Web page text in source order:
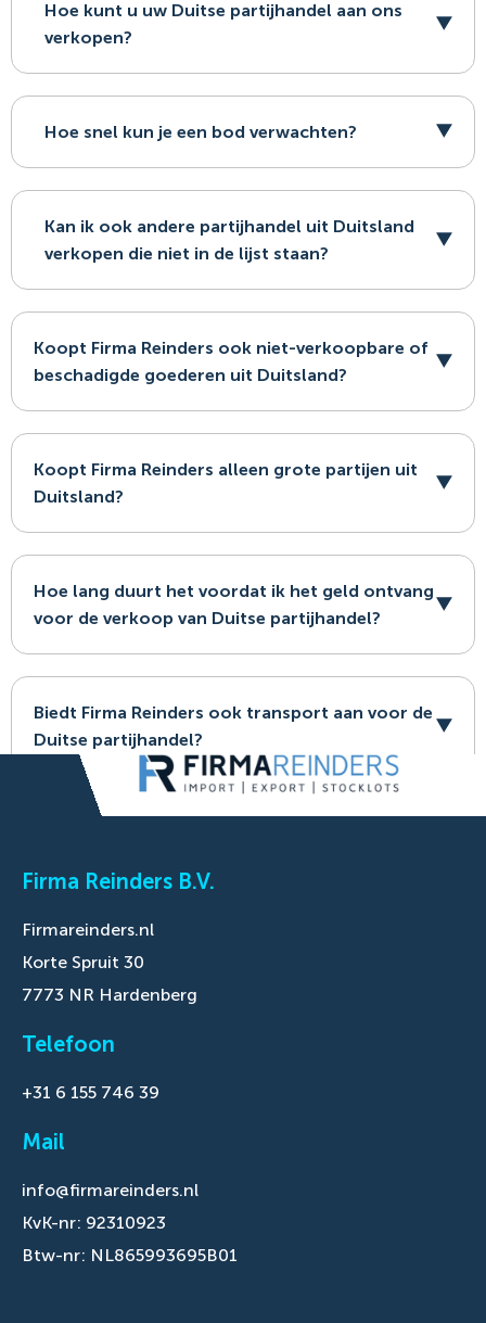
Hoe kunt u uw Duitse partijhandel aan ons
verkopen?
Hoe snel kun je een bod verwachten?
Kan ik ook andere partijhandel uit Duitsland
verkopen die niet in de lijst staan?
Koopt Firma Reinders ook niet-verkoopbare of
beschadigde goederen uit Duitsland?
Koopt Firma Reinders alleen grote partijen uit
Duitsland?
Hoe lang duurt het voordat ik het geld ontvang
voor de verkoop van Duitse partijhandel?
Biedt Firma Reinders ook transport aan voor de
Duitse partijhandel?
Firma Reinders B.V.
Firmareinders.nl
Korte Spruit 30
7773 NR Hardenberg
Telefoon
+31 6 155 746 39
Mail
info@firmareinders.nl
KvK-nr: 92310923
Btw-nr: NL865993695B01